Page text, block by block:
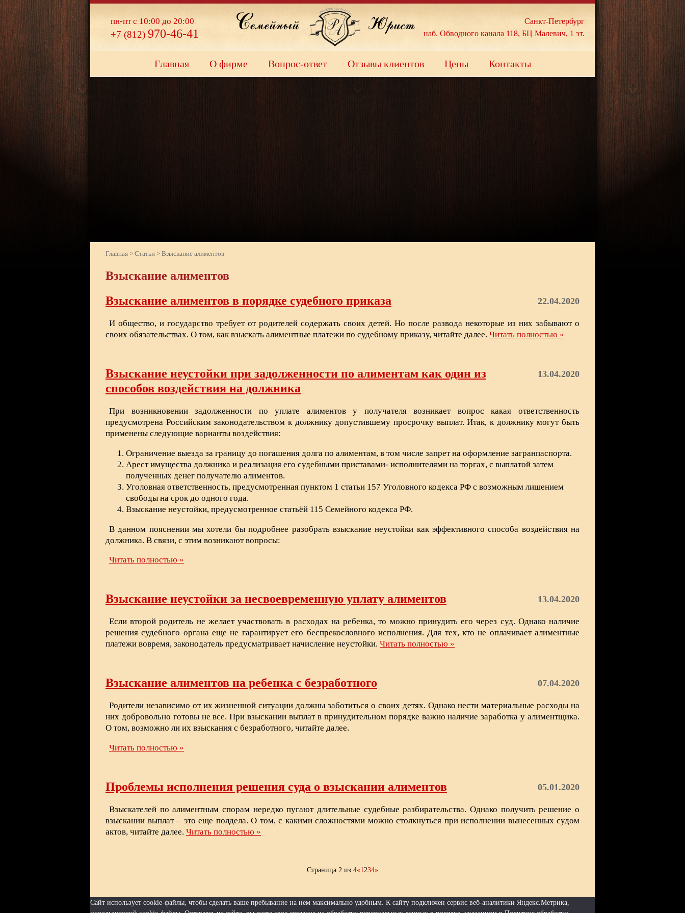
пн-пт с 10:00 до 20:00
+7 (812) 970-46-41
Санкт-Петербург
наб. Обводного канала 118, БЦ Малевич, 1 эт.
Главная О фирме Вопрос-ответ Отзывы клиентов Цены Контакты
Главная > Статьи > Взыскание алиментов
Взыскание алиментов
Взыскание алиментов в порядке судебного приказа
22.04.2020
И общество, и государство требует от родителей содержать своих детей. Но после развода некоторые из них забывают о
своих обязательствах. О том, как взыскать алиментные платежи по судебному приказу, читайте далее. Читать полностью »
Взыскание неустойки при задолженности по алиментам как один из
способов воздействия на должника
13.04.2020
При возникновении задолженности по уплате алиментов у получателя возникает вопрос какая ответственность
предусмотрена Российским законодательством к должнику допустившему просрочку выплат. Итак, к должнику могут быть
применены следующие варианты воздействия:
Ограничение выезда за границу до погашения долга по алиментам, в том числе запрет на оформление загранпаспорта.
Арест имущества должника и реализация его судебными приставами- исполнителями на торгах, с выплатой затем
полученных денег получателю алиментов.
Уголовная ответственность, предусмотренная пунктом 1 статьи 157 Уголовного кодекса РФ с возможным лишением
свободы на срок до одного года.
Взыскание неустойки, предусмотренное статьёй 115 Семейного кодекса РФ.
В данном пояснении мы хотели бы подробнее разобрать взыскание неустойки как эффективного способа воздействия на
должника. В связи, с этим возникают вопросы:
Читать полностью »
Взыскание неустойки за несвоевременную уплату алиментов 13.04.2020
Если второй родитель не желает участвовать в расходах на ребенка, то можно принудить его через суд. Однако наличие
решения судебного органа еще не гарантирует его беспрекословного исполнения. Для тех, кто не оплачивает алиментные
платежи вовремя, законодатель предусматривает начисление неустойки. Читать полностью »
Взыскание алиментов на ребенка с безработного 07.04.2020
Родители независимо от их жизненной ситуации должны заботиться о своих детях. Однако нести материальные расходы на
них добровольно готовы не все. При взыскании выплат в принудительном порядке важно наличие заработка у алиментщика.
О том, возможно ли их взыскания с безработного, читайте далее.
Читать полностью »
Проблемы исполнения решения суда о взыскании алиментов 05.01.2020
Взыскателей по алиментным спорам нередко пугают длительные судебные разбирательства. Однако получить решение о
взыскании выплат – это еще полдела. О том, с какими сложностями можно столкнуться при исполнении вынесенных судом
актов, читайте далее. Читать полностью »
Страница 2 из 4«1234»
Сайт использует cookie-файлы, чтобы сделать ваше пребывание на нем максимально удобным. К cайту подключен сервис веб-аналитики Яндекс.Метрика,